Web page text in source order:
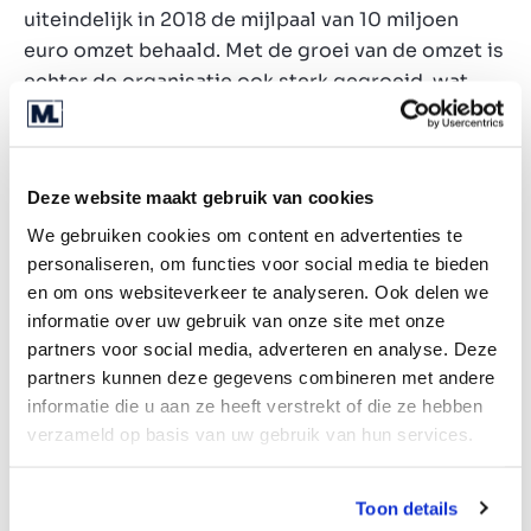
Deze website maakt gebruik van cookies
We gebruiken cookies om content en advertenties te
personaliseren, om functies voor social media te bieden
en om ons websiteverkeer te analyseren. Ook delen we
informatie over uw gebruik van onze site met onze
partners voor social media, adverteren en analyse. Deze
partners kunnen deze gegevens combineren met andere
informatie die u aan ze heeft verstrekt of die ze hebben
verzameld op basis van uw gebruik van hun services.
Toon details
uiteindelijk in 2018 de mijlpaal van 10 miljoen
euro omzet behaald. Met de groei van de omzet is
echter de organisatie ook sterk gegroeid, wat
betekent dat je takenpakket als ondernemer
toekomst niet als de juiste personen om leiding
te geven aan de organisatie die er inmiddels
staat. Dit was voor ons de reden om Marklink in te
schakelen om deze ervaring en capaciteit extern
te gaan zoeken”.
Met Frederik Tattersall heeft Magistor iemand aan
boord gehaald met veel ervaring op het gebied
van organisatorische aansturing en het
Frederik Tattersall kunnen de aandeelhouders van